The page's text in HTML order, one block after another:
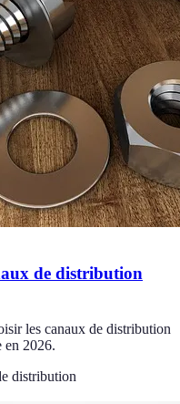
de distribution
les canaux de distribution
en 2026.
distribution